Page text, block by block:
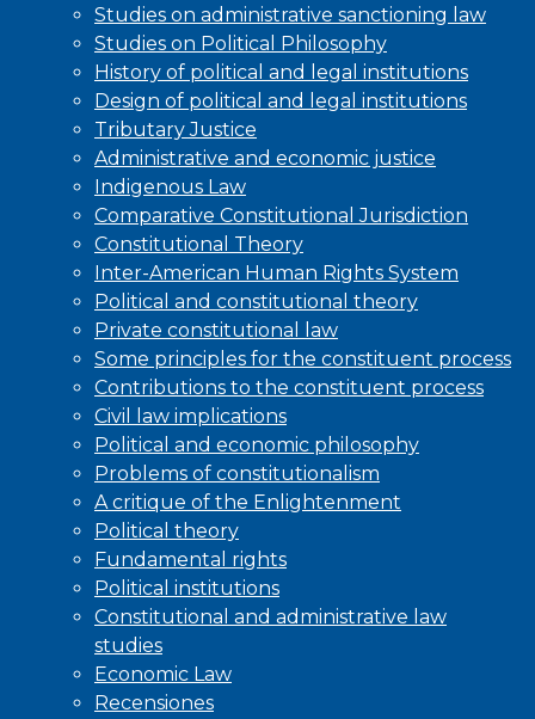
Studies on administrative sanctioning law
Studies on Political Philosophy
History of political and legal institutions
Design of political and legal institutions
Tributary Justice
Administrative and economic justice
Indigenous Law
Comparative Constitutional Jurisdiction
Constitutional Theory
Inter-American Human Rights System
Political and constitutional theory
Private constitutional law
Some principles for the constituent process
Contributions to the constituent process
Civil law implications
Political and economic philosophy
Problems of constitutionalism
A critique of the Enlightenment
Political theory
Fundamental rights
Political institutions
Constitutional and administrative law
studies
Economic Law
Recensiones